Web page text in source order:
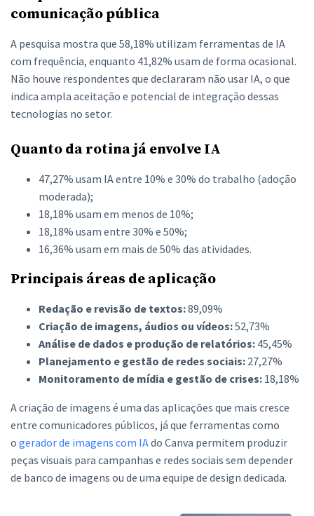
comunicação pública
A pesquisa mostra que 58,18% utilizam ferramentas de IA
com frequência, enquanto 41,82% usam de forma ocasional.
Não houve respondentes que declararam não usar IA, o que
indica ampla aceitação e potencial de integração dessas
tecnologias no setor.
Quanto da rotina já envolve IA
47,27% usam IA entre 10% e 30% do trabalho (adoção
moderada);
18,18% usam em menos de 10%;
18,18% usam entre 30% e 50%;
16,36% usam em mais de 50% das atividades.
Principais áreas de aplicação
Redação e revisão de textos:89,09%
Criação de imagens, áudios ou vídeos:52,73%
Análise de dados e produção de relatórios: 45,45%
Planejamento e gestão de redes sociais: 27,27%
Monitoramento de mídia e gestão de crises: 18,18%
A criação de imagens é uma das aplicações que mais cresce
entre comunicadores públicos, já que ferramentas como
o gerador de imagens com IAdo Canva permitem produzir
peças visuais para campanhas e redes sociais sem depender
de banco de imagens ou de uma equipe de design dedicada.